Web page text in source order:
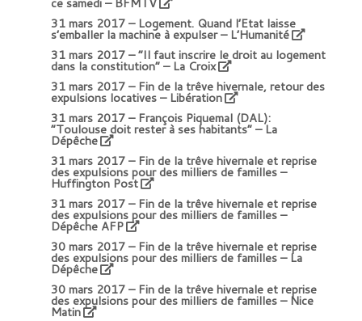
31 mars 2017 –Logement. Quand l’Etat laisse
s’emballer la machine à expulser – L’Humanité
31 mars 2017 –“Il faut inscrire le droit au logement
dans la constitution” – La Croix
31 mars 2017 –Fin de la trêve hivernale, retour des
expulsions locatives – Libération
31 mars 2017 –François Piquemal (DAL):
“Toulouse doit rester à ses habitants” – La
Dépêche
31 mars 2017 –Fin de la trêve hivernale et reprise
des expulsions pour des milliers de familles –
Huffington Post
31 mars 2017 –Fin de la trêve hivernale et reprise
des expulsions pour des milliers de familles –
Dépêche AFP
30 mars 2017 –Fin de la trêve hivernale et reprise
des expulsions pour des milliers de familles – La
Dépêche
30 mars 2017 –Fin de la trêve hivernale et reprise
des expulsions pour des milliers de familles – Nice
Matin